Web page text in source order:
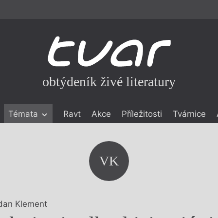
obtýdeník živé literatury
Témata Ravt Akce Příležitosti Tvárnice
VK
Klement